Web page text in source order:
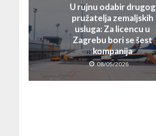
U rujnu odabir drugog
pružatelja zemaljskih
usluga: Za licencu u
Zagrebu bori se šest
kompanija
08/05/2026